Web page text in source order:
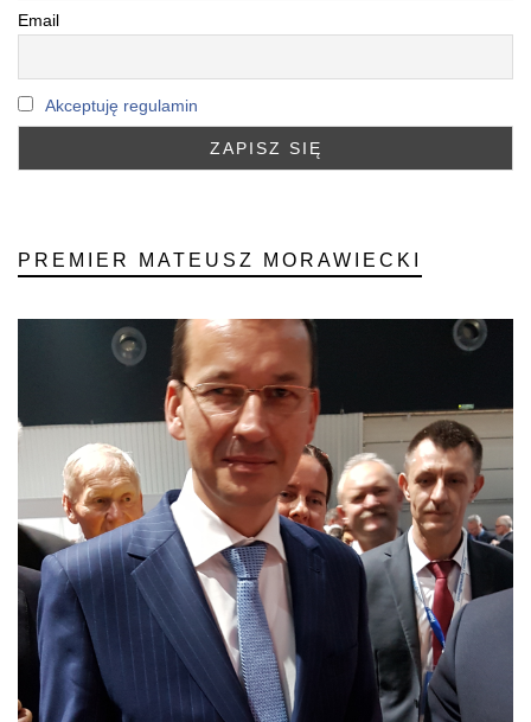
Email
Akceptuję regulamin
PREMIER MATEUSZ MORAWIECKI